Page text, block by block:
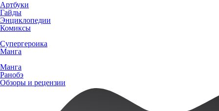
Артбуки
Гайды
Энциклопедии
Комиксы
Супергероика
Манга
Манга
Ранобэ
Обзоры и рецензии